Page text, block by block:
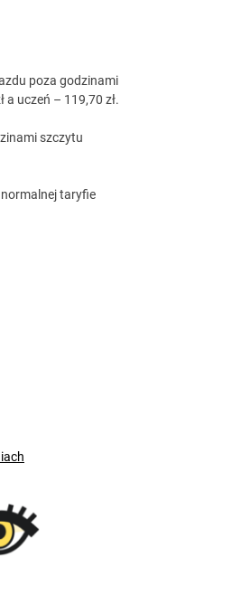
poza godzinami
uczeń – 119,70 zł.
szczytu
taryfie